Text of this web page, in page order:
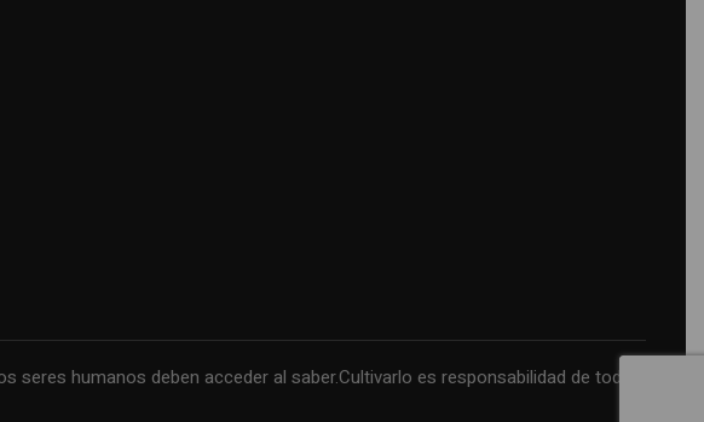
humanos deben acceder al saber.Cultivarlo es responsabilidad de todos.